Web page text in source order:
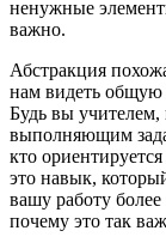
ненужные
важно.
Абстракция
нам видеть общую
Будь вы
выполняющим
кто
это навык,
вашу работу
почему это так